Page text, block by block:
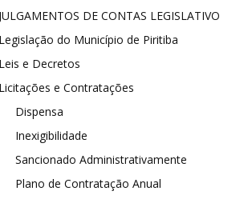
DE CONTAS LEGISLATIVO
do Município de Piritiba
e Decretos
e Contratações
Dispensa
Inexigibilidade
Sancionado Administrativamente
Plano de Contratação Anual